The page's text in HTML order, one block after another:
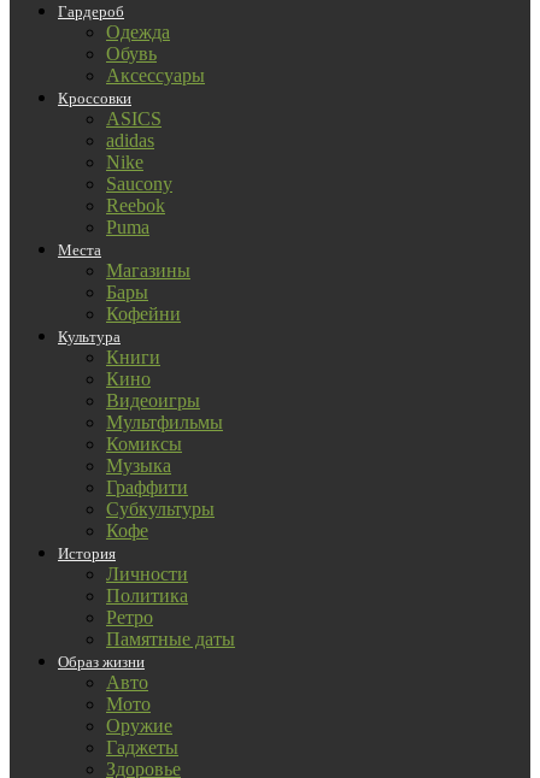
Гардероб
Одежда
Обувь
Аксессуары
Кроссовки
ASICS
adidas
Nike
Saucony
Reebok
Puma
Места
Магазины
Бары
Кофейни
Культура
Книги
Кино
Видеоигры
Мультфильмы
Комиксы
Музыка
Граффити
Субкультуры
Кофе
История
Личности
Политика
Ретро
Памятные даты
Образ жизни
Авто
Мото
Оружие
Гаджеты
Здоровье